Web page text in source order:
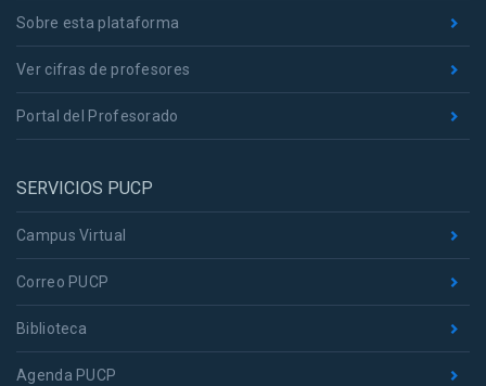
Sobre esta plataforma
Ver cifras de profesores
Portal del Profesorado
SERVICIOS PUCP
Campus Virtual
Correo PUCP
Biblioteca
Agenda PUCP